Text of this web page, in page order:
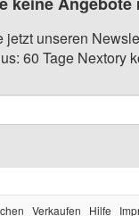
jetzt unseren
60 Tage Nextory
Verkaufen Hilfe